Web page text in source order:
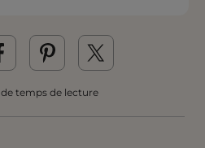
de temps de lecture